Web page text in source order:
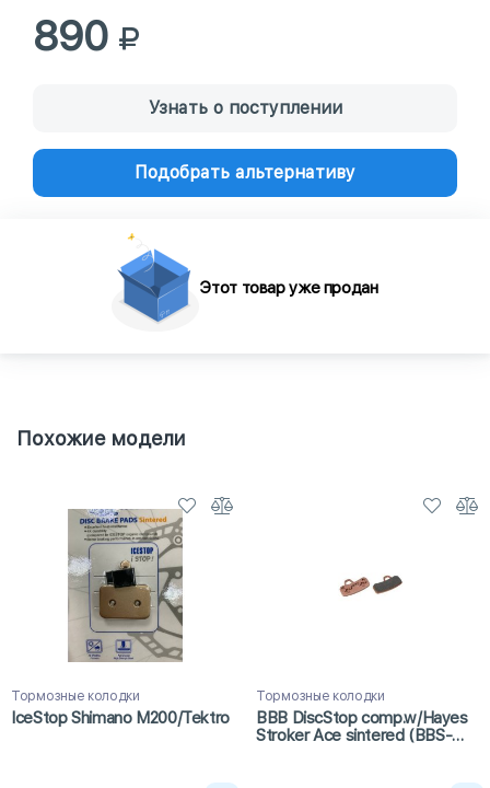
890
Узнать о поступлении
Подобрать альтернативу
Этот товар уже продан
Похожие модели
Тормозные колодки
IceStop Shimano M200/Tektro
Тормозные колодки
BBB DiscStop comp.w/Hayes
Stroker Ace sintered (BBS-